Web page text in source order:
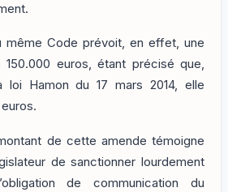
même Code prévoit, en effet, une
150.000 euros, étant précisé que,
loi Hamon du 17 mars 2014, elle
de cette amende témoigne
de sanctionner lourdement
de communication du